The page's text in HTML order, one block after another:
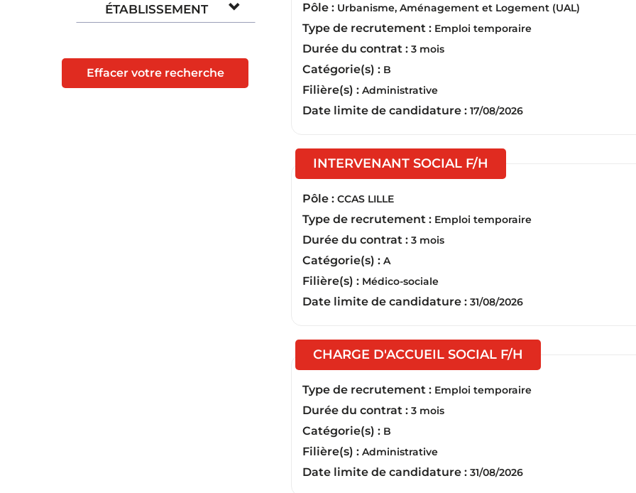
ÉTABLISSEMENT
Effacer votre recherche
Pôle : Urbanisme, Aménagement et Logement (UAL)
Type de recrutement : Emploi temporaire
Durée du contrat : 3 mois
Catégorie(s) : B
Filière(s) : Administrative
Date limite de candidature : 17/08/2026
INTERVENANT SOCIAL F/H
Pôle : CCAS LILLE
Type de recrutement : Emploi temporaire
Durée du contrat : 3 mois
Catégorie(s) : A
Filière(s) : Médico-sociale
Date limite de candidature : 31/08/2026
CHARGE D'ACCUEIL SOCIAL F/H
Type de recrutement : Emploi temporaire
Durée du contrat : 3 mois
Catégorie(s) : B
Filière(s) : Administrative
Date limite de candidature : 31/08/2026